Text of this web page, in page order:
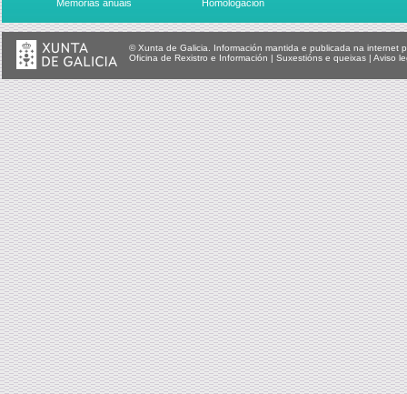
Memorias anuais Homologación
© Xunta de Galicia. Información mantida e publicada na internet
Oficina de Rexistro e Información | Suxestións e queixas | Aviso